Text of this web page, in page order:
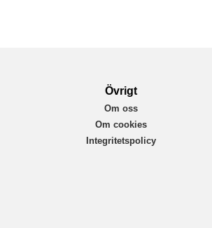
Övrigt
Om oss
Om cookies
Integritetspolicy